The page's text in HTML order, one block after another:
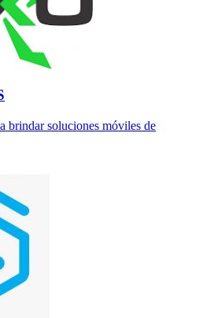
brindar soluciones móviles de